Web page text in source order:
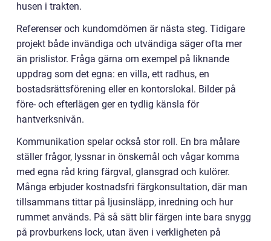
husen i trakten.
Referenser och kundomdömen är nästa steg. Tidigare
projekt både invändiga och utvändiga säger ofta mer
än prislistor. Fråga gärna om exempel på liknande
uppdrag som det egna: en villa, ett radhus, en
bostadsrättsförening eller en kontorslokal. Bilder på
före- och efterlägen ger en tydlig känsla för
hantverksnivån.
Kommunikation spelar också stor roll. En bra målare
ställer frågor, lyssnar in önskemål och vågar komma
med egna råd kring färgval, glansgrad och kulörer.
Många erbjuder kostnadsfri färgkonsultation, där man
tillsammans tittar på ljusinsläpp, inredning och hur
rummet används. På så sätt blir färgen inte bara snygg
på provburkens lock, utan även i verkligheten på